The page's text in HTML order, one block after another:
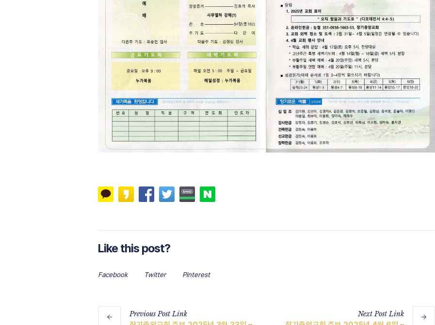
Like this post?
Facebook Twitter Pinterest
PreviousPostLink NextPostLink